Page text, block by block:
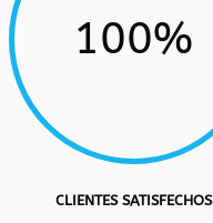
100%
CLIENTES SATISFECHOS